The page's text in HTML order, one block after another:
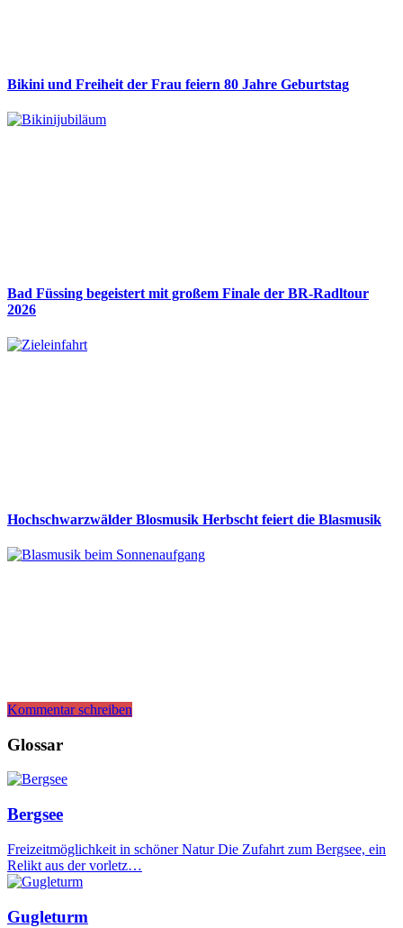
Bikini und Freiheit der Frau feiern 80 Jahre Geburtstag
Bad Füssing begeistert mit großem Finale der BR-Radltour
2026
Hochschwarzwälder Blosmusik Herbscht feiert die Blasmusik
Kommentar schreiben
Glossar
Bergsee
Freizeitmöglichkeit in schöner Natur Die Zufahrt zum Bergsee, ein
Relikt aus der vorletz…
Gugleturm